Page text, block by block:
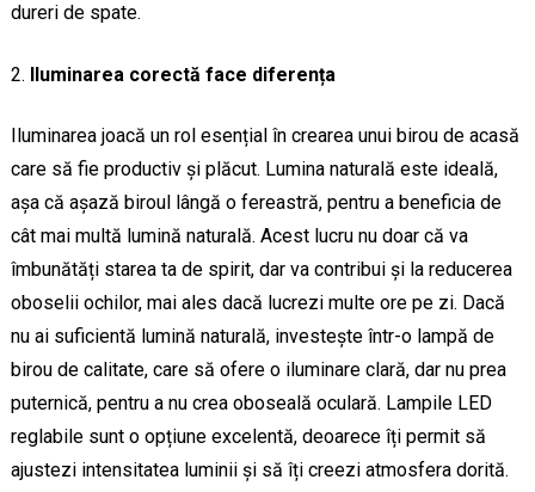
dureri de spate.
Iluminarea corectă face diferența
Iluminarea joacă un rol esențial în crearea unui birou de acasă
care să fie productiv și plăcut. Lumina naturală este ideală,
așa că așază biroul lângă o fereastră, pentru a beneficia de
cât mai multă lumină naturală. Acest lucru nu doar că va
îmbunătăți starea ta de spirit, dar va contribui și la reducerea
oboselii ochilor, mai ales dacă lucrezi multe ore pe zi. Dacă
nu ai suficientă lumină naturală, investește într-o lampă de
birou de calitate, care să ofere o iluminare clară, dar nu prea
puternică, pentru a nu crea oboseală oculară. Lampile LED
reglabile sunt o opțiune excelentă, deoarece îți permit să
ajustezi intensitatea luminii și să îți creezi atmosfera dorită.